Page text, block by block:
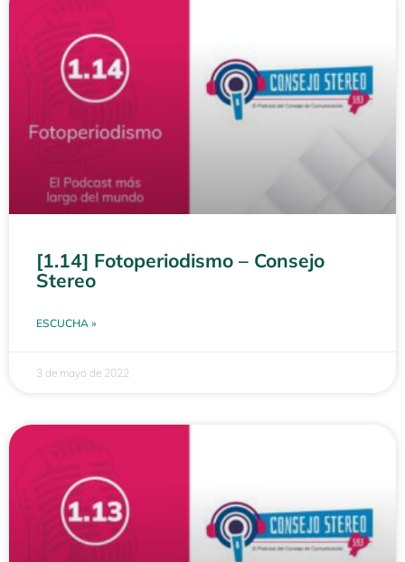
[1.14] Fotoperiodismo – Consejo
Stereo
ESCUCHA »
3 de mayo de 2022